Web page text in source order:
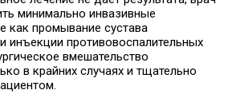
минимально инвазивные
как промывание сустава
инъекции противовоспалительных
вмешательство
в крайних случаях и тщательно